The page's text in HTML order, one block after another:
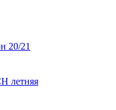
20/21
летняя